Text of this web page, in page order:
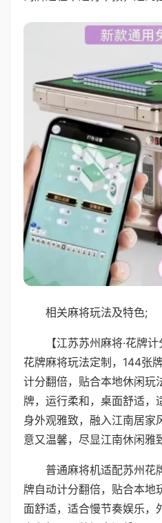
相关麻将玩法及特色;
【江苏苏州麻将·花牌
花牌麻将玩法定制，144张
计分翻倍，贴合本地休闲玩
牌，运行柔和，桌面舒适，
身外观雅致，融入江南居家
意又温馨，尽显江南休闲雅
普通麻将机适配苏州花
牌自动计分翻倍，贴合本地
面舒适，适合慢节奏娱乐，